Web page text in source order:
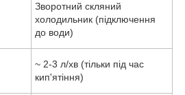
Зворотний скляний
холодильник (підключення
до води)
~ 2-3 л/хв (тільки під час
кип'ятіння)